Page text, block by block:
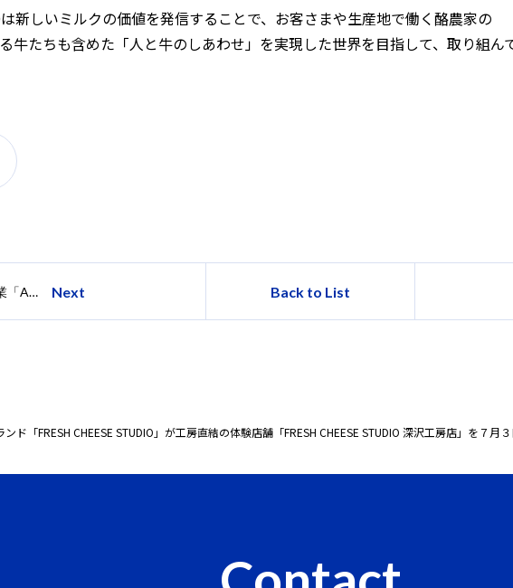
新しいミルクの価値を発信することで、お客さまや生産地で働く酪農家の
牛たちも含めた「人と牛のしあわせ」を実現した世界を目指して、取り組ん
東京都女性ベンチャー成長促進事業「APT Women」第10期受講生 募集開始！ Next Back to List
ド「FRESH CHEESE STUDIO」が工房直結の体験店舗「FRESH CHEESE STUDIO 深沢工房店」を７月